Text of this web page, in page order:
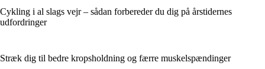
Cykling i al slags vejr – sådan forbereder du dig på årstidernes
udfordringer
Stræk dig til bedre kropsholdning og færre muskelspændinger